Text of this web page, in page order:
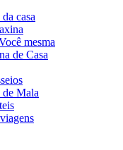
casa
mesma
de Casa
de Mala